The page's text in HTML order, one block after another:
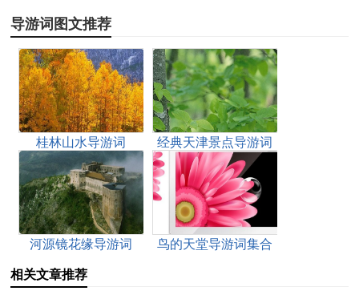
导游词图文推荐
桂林山水导游词 经典天津景点导游词
河源镜花缘导游词
鸟的天堂导游词集合
相关文章推荐